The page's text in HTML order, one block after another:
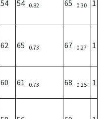
54 54 0.82 65 0.30 1
62 65 0.73 67 0.27 1
60 61 0.73 68 0.25 1